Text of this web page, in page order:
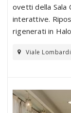
ovetti della Sala
interattive.
rigenerati in
Viale